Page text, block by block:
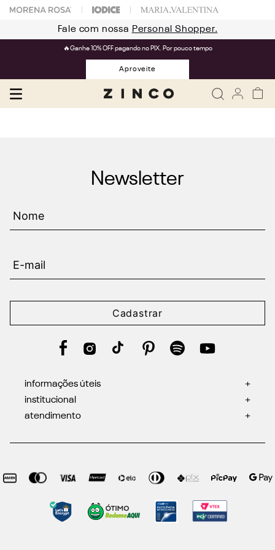
Fale com nossa Personal Shopper.
🔥Ganhe 10% OFF pagando no PIX. Por pouco tempo
Aproveite
Newsletter
Cadastrar
informações úteis
+
institucional
+
atendimento
+